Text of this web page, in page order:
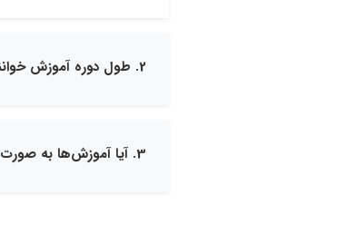
2. طول دوره آموزش خوانندگی چقدر است؟
3. آیا آموزش‌ها به صورت آنلاین هم امکان‌پذیر است؟